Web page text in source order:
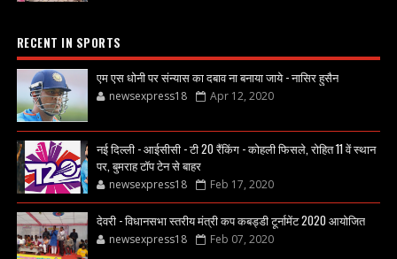
RECENT IN SPORTS
एम एस धोनी पर संन्यास का दबाव ना बनाया जाये - नासिर हुसैन
newsexpress18 Apr 12, 2020
नई दिल्ली - आईसीसी - टी 20 रैंकिंग - कोहली फिसले, रोहित 11 वें स्थान
पर, बुमराह टॉप टेन से बाहर
newsexpress18 Feb 17, 2020
देवरी - विधानसभा स्तरीय मंत्री कप कबड्डी टूर्नामेंट 2020 आयोजित
newsexpress18 Feb 07, 2020